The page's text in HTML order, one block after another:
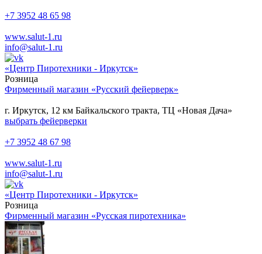
+7 3952 48 65 98
www.salut-1.ru
info@salut-1.ru
«Центр Пиротехники - Иркутск»
Розница
Фирменный магазин «Русский фейерверк»
г. Иркутск, 12 км Байкальского тракта, ТЦ «Новая Дача»
выбрать фейерверки
+7 3952 48 67 98
www.salut-1.ru
info@salut-1.ru
«Центр Пиротехники - Иркутск»
Розница
Фирменный магазин «Русская пиротехника»